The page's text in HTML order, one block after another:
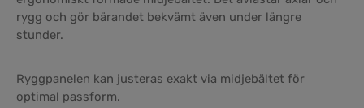
rygg och gör bärandet bekvämt även under längre
stunder.
Ryggpanelen kan justeras exakt via midjebältet för
optimal passform.